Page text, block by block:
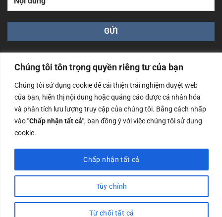
Chúng tôi tôn trọng quyền riêng tư của bạn
Chúng tôi sử dụng cookie để cải thiện trải nghiệm duyệt web
của bạn, hiển thị nội dung hoặc quảng cáo được cá nhân hóa
và phân tích lưu lượng truy cập của chúng tôi. Bằng cách nhấp
vào"Chấp nhận tất cả", bạn đồng ý với việc chúng tôi sử dụng
cookie.
Tùy chỉnh
Từ chối tất cả
Chấp nhận tất cả
Công ty TNHH Nam Bình Xương - Số ĐKKD: 0108783483
cấp ngày 14/06/2019 bởi Sở Kế Hoạch và Đầu Tư Tp. Hà
Nội
Copyrights @2023 Nam Binh Xuong. All Rights Reserved